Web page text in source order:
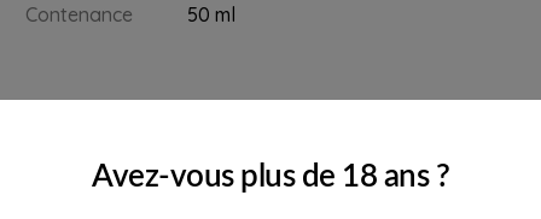
Avez-vous plus de 18 ans ?
Contenance
50 ml